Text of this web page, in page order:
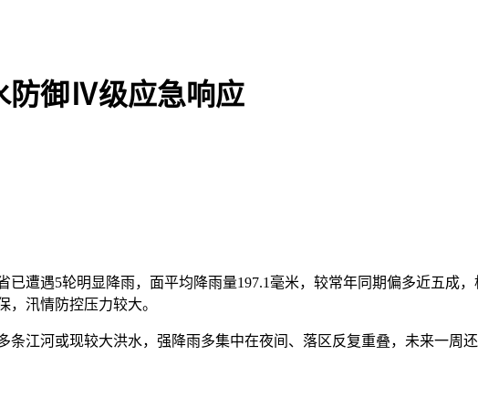
防御Ⅳ级应急响应
遇5轮明显降雨，面平均降雨量197.1毫米，较常年同期偏多近五成
，汛情防控压力较大。
河或现较大洪水，强降雨多集中在夜间、落区反复重叠，未来一周